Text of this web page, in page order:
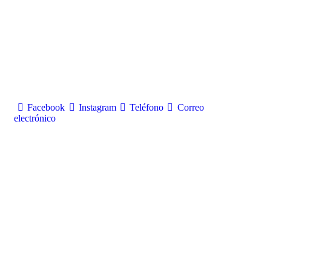
Facebook Instagram Teléfono
Correo
electrónico